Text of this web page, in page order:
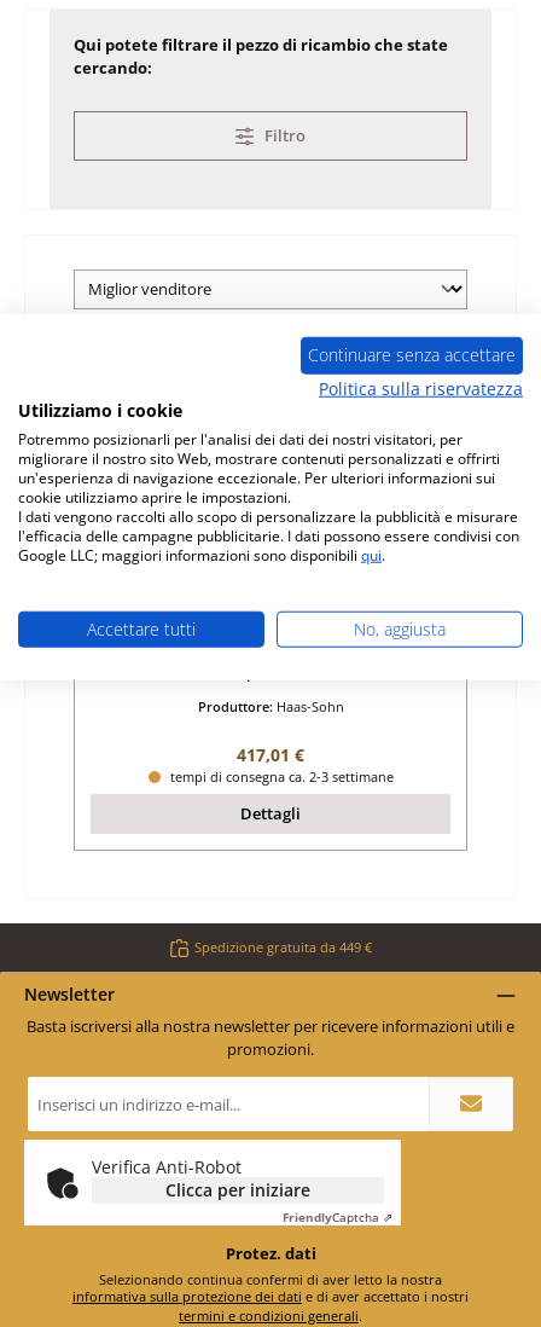
Qui potete filtrare il pezzo di ricambio che state
cercando:
Filtro
Haas-Sohn Naxos 408.50 regolatore olio
Produttore: Haas-Sohn
Prezzo normale:
417,01 €
tempi di consegna ca. 2-3 settimane
Dettagli
Spedizione gratuita da 449 €
Newsletter
Basta iscriversi alla nostra newsletter per ricevere informazioni utili e
promozioni.
e-
mail
*
Verifica Anti-Robot
Clicca per iniziare
FriendlyCaptcha ⇗
Protez. dati
informativa sulla protezione dei dati
termini e condizioni generali.
Continuare senza accettare
Politica sulla riservatezza
Utilizziamo i cookie
Potremmo posizionarli per l'analisi dei dati dei nostri visitatori, per
migliorare il nostro sito Web, mostrare contenuti personalizzati e offrirti
un'esperienza di navigazione eccezionale. Per ulteriori informazioni sui
cookie utilizziamo aprire le impostazioni.
I dati vengono raccolti allo scopo di personalizzare la pubblicità e misurare
l'efficacia delle campagne pubblicitarie. I dati possono essere condivisi con
Google LLC; maggiori informazioni sono disponibili qui.
Accettare tutti No, aggiusta